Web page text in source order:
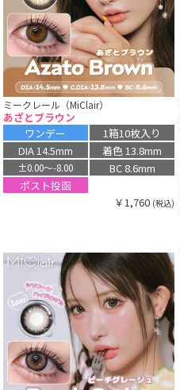
ミークレール（MiClair）
あざとブラウン
ワンデー
1箱10枚入り
DIA 14.5mm
着色 13.8mm
±0.00〜-8.00
BC 8.6mm
ポスト投函
￥1,760 (税込)